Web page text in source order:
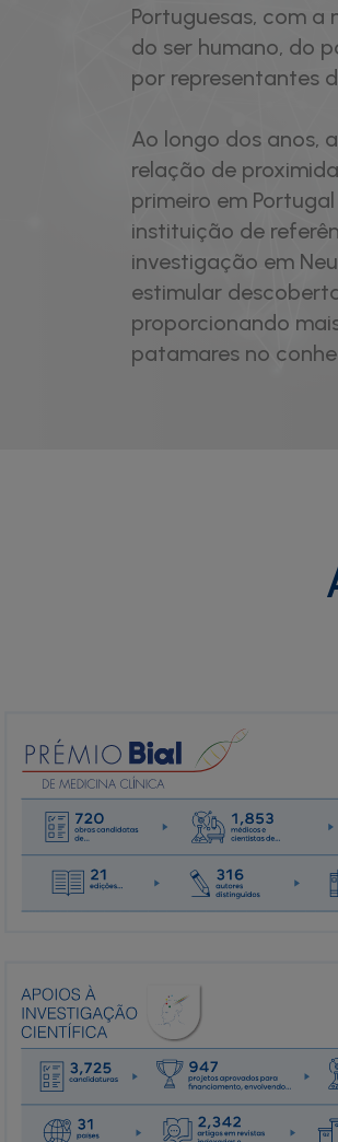
Portuguesas, com
do ser humano, do
por representantes
Ao longo dos anos,
relação de
primeiro em
instituição de
investigação em
estimular
proporcionando
patamares no